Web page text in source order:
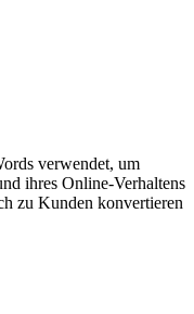
verwendet, um
ihres Online-Verhaltens
zu Kunden konvertieren